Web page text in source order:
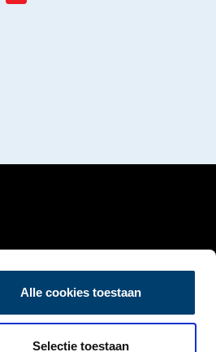
Alle cookies toestaan
Selectie toestaan